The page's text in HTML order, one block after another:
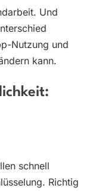
Und
Nutzung und
kann.
schnell
Richtig